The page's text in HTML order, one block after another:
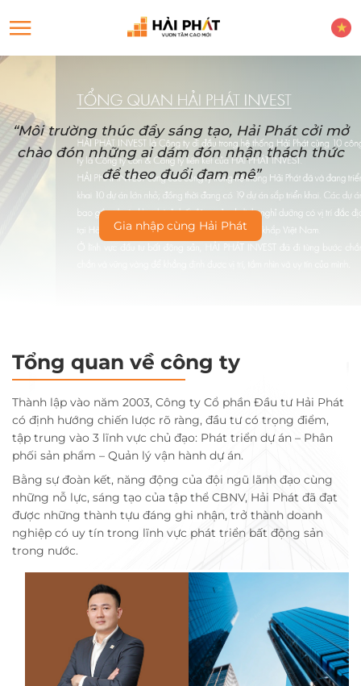
“Môi trường thúc đẩy sáng tạo, Hải Phát cởi mở
chào đón những ai dám đón nhận thách thức
để theo đuổi đam mê”
Gia nhập cùng Hải Phát
Tổng quan về công ty
Thành lập vào năm 2003, Công ty Cổ phần Đầu tư Hải Phát
có định hướng chiến lược rõ ràng, đầu tư có trọng điểm,
tập trung vào 3 lĩnh vực chủ đạo: Phát triển dự án – Phân
phối sản phẩm – Quản lý vận hành dự án.
Bằng sự đoàn kết, năng động của đội ngũ lãnh đạo cùng
những nỗ lực, sáng tạo của tập thể CBNV, Hải Phát đã đạt
được những thành tựu đáng ghi nhận, trở thành doanh
nghiệp có uy tín trong lĩnh vực phát triển bất động sản
trong nước.